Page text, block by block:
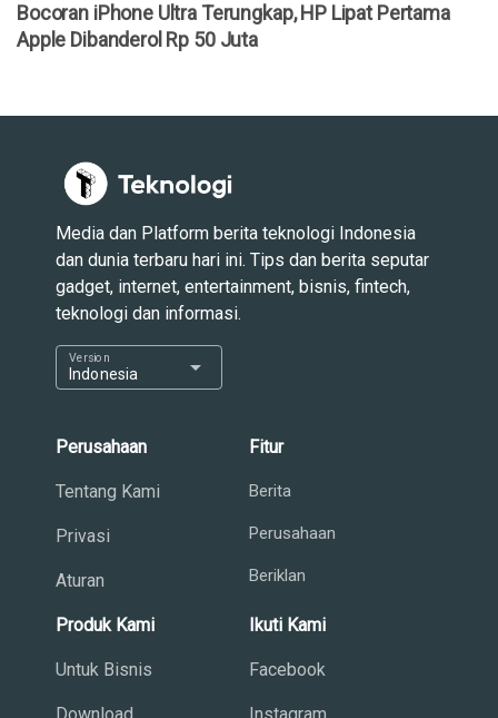
Bocoran iPhone Ultra Terungkap, HP Lipat Pertama
Apple Dibanderol Rp 50 Juta
Media dan Platform berita teknologi Indonesia
dan dunia terbaru hari ini. Tips dan berita seputar
gadget, internet, entertainment, bisnis, fintech,
teknologi dan informasi.
Indonesia
Version arrow_drop_down
Perusahaan
Tentang Kami
Privasi
Aturan
Fitur
Berita
Perusahaan
Beriklan
Produk Kami
Untuk Bisnis
Ikuti Kami
Facebook